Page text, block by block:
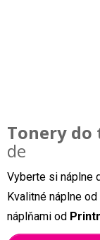
Tonery do
de
Vyberte si náplne
Kvalitné náplne
náplňami od